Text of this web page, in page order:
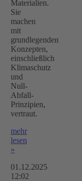
Materialien.
Sie
machen
mit
grundlegenden
Konzepten,
einschließlich
Klimaschutz
und
Null-
Abfall-
Prinzipien,
vertraut.
mehr
lesen
»
01.12.2025
12:02